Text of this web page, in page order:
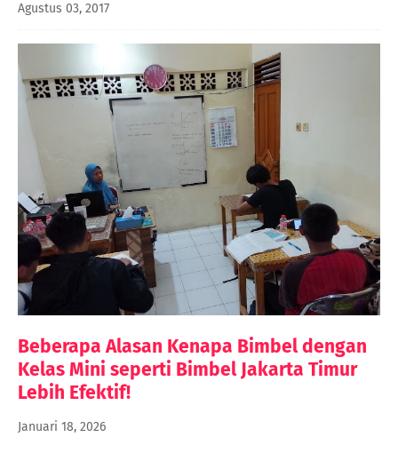
Agustus 03, 2017
Beberapa Alasan Kenapa Bimbel dengan
Kelas Mini seperti Bimbel Jakarta Timur
Lebih Efektif!
Januari 18, 2026